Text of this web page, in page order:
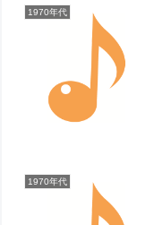
1970年代
1970年代